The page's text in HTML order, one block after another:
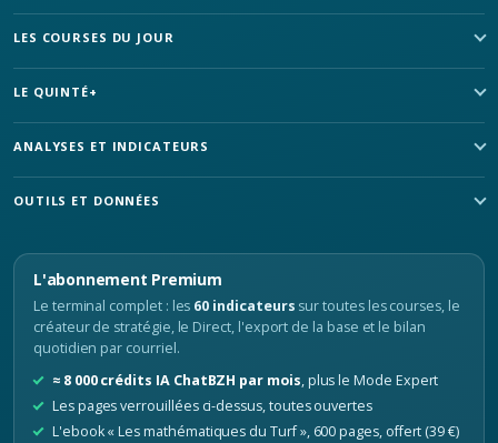
LES COURSES DU JOUR
LE QUINTÉ+
ANALYSES ET INDICATEURS
OUTILS ET DONNÉES
L'abonnement Premium
Le terminal complet : les 60 indicateurs sur toutes les courses, le
créateur de stratégie, le Direct, l'export de la base et le bilan
quotidien par courriel.
≈ 8 000 crédits IA ChatBZH par mois, plus le Mode Expert
Les pages verrouillées ci-dessus, toutes ouvertes
L'ebook « Les mathématiques du Turf », 600 pages, offert (39 €)